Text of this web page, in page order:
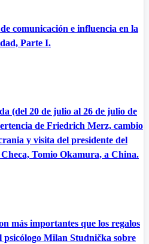
comunicación e influencia en la
Parte I.
(del 20 de julio al 26 de julio de
de Friedrich Merz, cambio
y visita del presidente del
Tomio Okamura, a China.
más importantes que los regalos
psicólogo Milan Studnička sobre